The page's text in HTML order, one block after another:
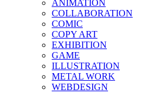
ANIMATION
COLLABORATION
COMIC
COPY ART
EXHIBITION
GAME
ILLUSTRATION
METAL WORK
WEBDESIGN